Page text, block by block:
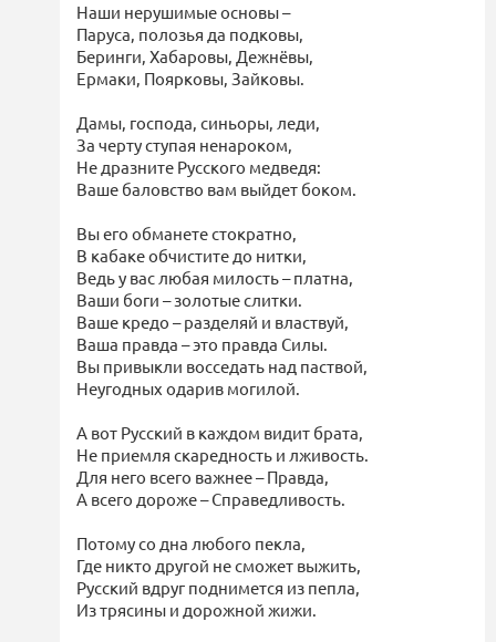
Наши нерушимые основы –
Паруса, полозья да подковы,
Беринги, Хабаровы, Дежнёвы,
Ермаки, Поярковы, Зайковы.
Дамы, господа, синьоры, леди,
За черту ступая ненароком,
Не дразните Русского медведя:
Ваше баловство вам выйдет боком.
Вы его обманете стократно,
В кабаке обчистите до нитки,
Ведь у вас любая милость – платна,
Ваши боги – золотые слитки.
Ваше кредо – разделяй и властвуй,
Ваша правда – это правда Силы.
Вы привыкли восседать над паствой,
Неугодных одарив могилой.
А вот Русский в каждом видит брата,
Не приемля скаредность и лживость.
Для него всего важнее – Правда,
А всего дороже – Справедливость.
Потому со дна любого пекла,
Где никто другой не сможет выжить,
Русский вдруг поднимется из пепла,
Из трясины и дорожной жижи.